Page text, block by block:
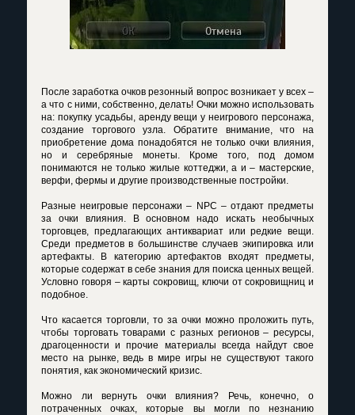
После заработка очков резонный вопрос возникает у всех –
а что с ними, собственно, делать! Очки можно использовать
на: покупку усадьбы, аренду вещи у неигрового персонажа,
создание торгового узла. Обратите внимание, что на
приобретение дома понадобятся не только очки влияния,
но и серебряные монеты. Кроме того, под домом
понимаются не только жилые коттеджи, а и – мастерские,
верфи, фермы и другие производственные постройки.
Разные неигровые персонажи – NPC – отдают предметы
за очки влияния. В основном надо искать необычных
торговцев, предлагающих антиквариат или редкие вещи.
Среди предметов в большинстве случаев экипировка или
артефакты. В категорию артефактов входят предметы,
которые содержат в себе знания для поиска ценных вещей.
Условно говоря – карты сокровищ, ключи от сокровищниц и
подобное.
Что касается торговли, то за очки можно проложить путь,
чтобы торговать товарами с разных регионов – ресурсы,
драгоценности и прочие материалы всегда найдут свое
место на рынке, ведь в мире игры не существуют такого
понятия, как экономический кризис.
Можно ли вернуть очки влияния? Речь, конечно, о
потраченных очках, которые вы могли по незнанию